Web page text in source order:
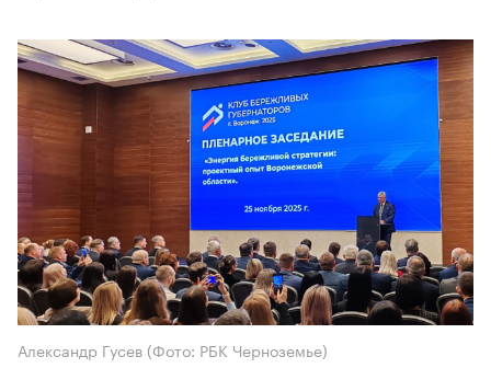
Александр Гусев (Фото: РБК Черноземье)